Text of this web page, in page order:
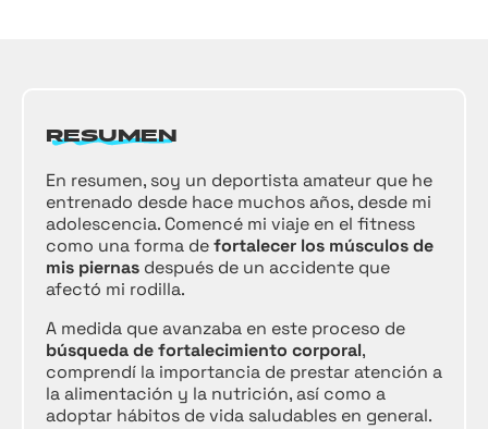
RESUMEN
En resumen, soy un deportista amateur que he
entrenado desde hace muchos años, desde mi
adolescencia. Comencé mi viaje en el fitness
como una forma defortalecer los músculos de
mis piernas después de un accidente que
afectó mi rodilla.
A medida que avanzaba en este proceso de
búsqueda de fortalecimiento corporal,
comprendí la importancia de prestar atención a
la alimentación y la nutrición, así como a
adoptar hábitos de vida saludables en general.